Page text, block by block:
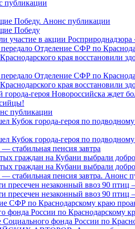
публикации
Победу. Анонс публикации
Победу
участие в акции
Отделение СФР по
края восстановили
Отделение СФР по
края восстановили
города-героя Новороссийска ждет
публикации
Кубок города-героя по
Кубок города-героя по подводному
— стабильная пенсия завтра
граждан на Кубани выбрали
граждан на Кубани выбрали
— стабильная пенсия завтра. Анонс
пресечен незаконный ввоз 90 птиц
пресечен незаконный ввоз 90
СФР по Краснодарскому краю
фонда России по Краснодарскому
Социального фонда России по